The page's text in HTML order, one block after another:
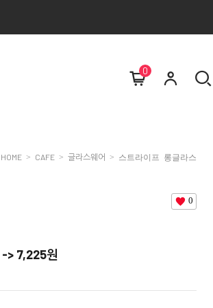
0
HOME > CAFE > 글라스웨어 > 스트라이프 롱글라스
0
-> 7,225원